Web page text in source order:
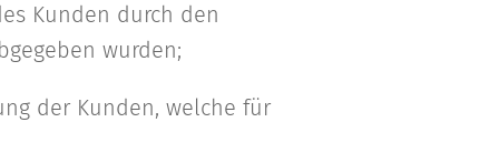
Kunden durch den
wurden;
der Kunden, welche für